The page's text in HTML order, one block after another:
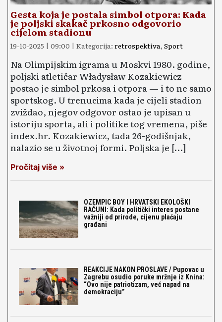
Gesta koja je postala simbol otpora: Kada
je poljski skakač prkosno odgovorio
cijelom stadionu
19-10-2025 | 09:00 | Kategorija: retrospektiva, Sport
Na Olimpijskim igrama u Moskvi 1980. godine,
poljski atletičar Władysław Kozakiewicz
postao je simbol prkosa i otpora — i to ne samo
sportskog. U trenucima kada je cijeli stadion
zviždao, njegov odgovor ostao je upisan u
istoriju sporta, ali i politike tog vremena, piše
index.hr. Kozakiewicz, tada 26-godišnjak,
nalazio se u životnoj formi. Poljska je […]
Pročitaj više »
OZEMPIC BOY I HRVATSKI EKOLOŠKI
RAČUNI: Kada politički interes postane
važniji od prirode, cijenu plaćaju
građani
REAKCIJE NAKON PROSLAVE / Pupovac u
Zagrebu osudio poruke mržnje iz Knina:
“Ovo nije patriotizam, već napad na
demokraciju”